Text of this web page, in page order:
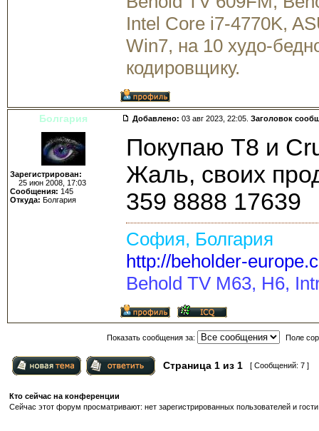
Intel Core i7-4770K,
Win7, на 10 худо-
кодировщику.
Болгария Добавлено: 03 авг 2023, 22:05. Заголовок
Зарегистрирован:
25 июн 2008, 17:03
Сообщения: 145
Откуда: Болгария
Покупаю Т8 и
Жаль, своих
359 8888 17639
София, Болгария
http://beholder-
Behold TV M63, H6,
Показать сообщения за: Поле
Страница 1 из 1 [ Сообщений: 7 ]
Кто сейчас на конференции
Сейчас этот форум просматривают: нет зарегистрированных пользователей и